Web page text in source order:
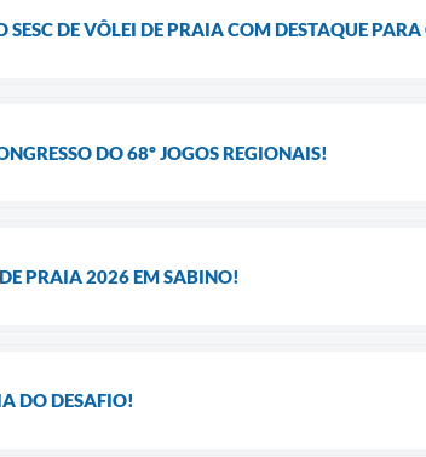
SESC DE VÔLEI DE PRAIA COM DESTAQUE
DO 68º JOGOS REGIONAIS!
PRAIA 2026 EM SABINO!
DO DESAFIO!